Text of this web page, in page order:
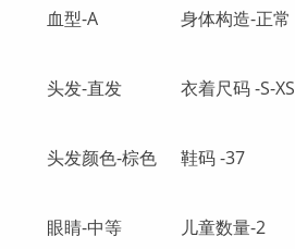
血型-A 身体构造-正常
头发-直发 衣着尺码 -S-XS
头发颜色-棕色 鞋码 -37
眼睛-中等 儿童数量-2